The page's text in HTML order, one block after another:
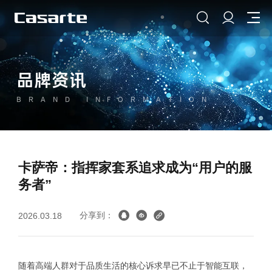
品牌资讯
BRAND INFORMATION
卡萨帝：指挥家套系追求成为“用户的服
务者”
2026.03.18 分享到：
随着高端人群对于品质生活的核心诉求早已不止于智能互联，